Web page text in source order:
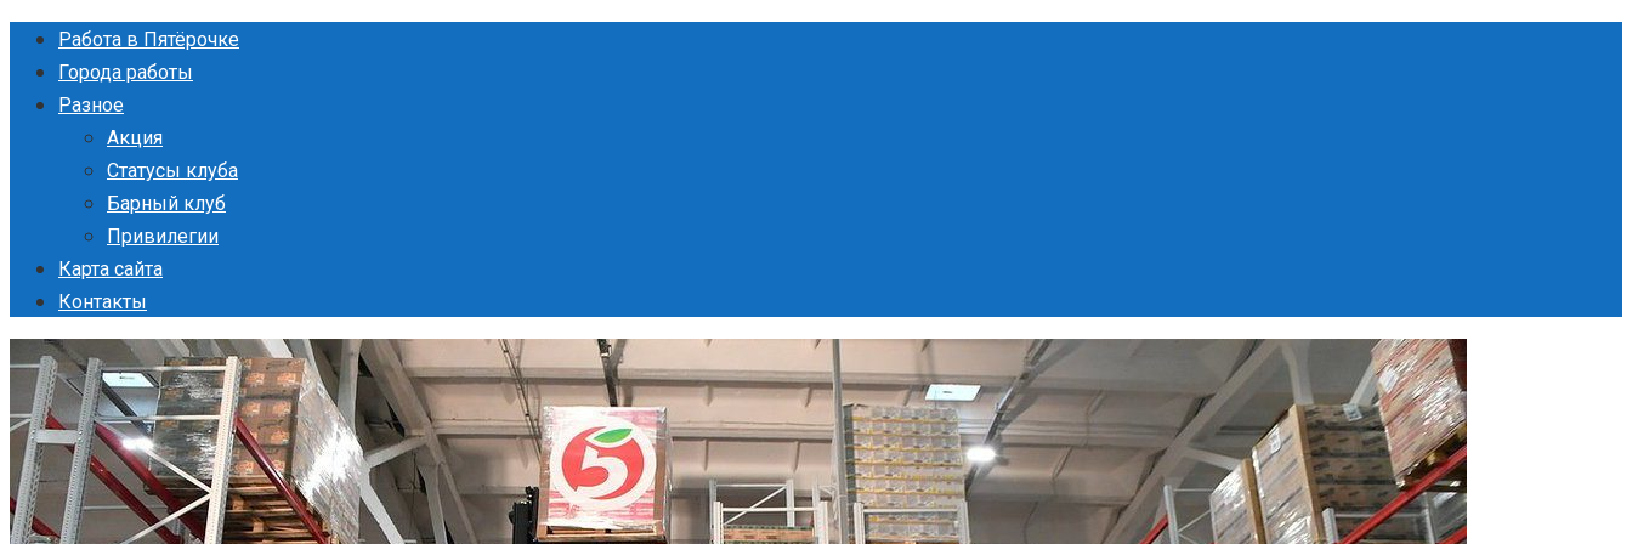
Перейти
контенту
Работа в Пятёрочке
Города работы
Разное
Акция
Статусы клуба
Барный клуб
Привилегии
Карта сайта
Контакты